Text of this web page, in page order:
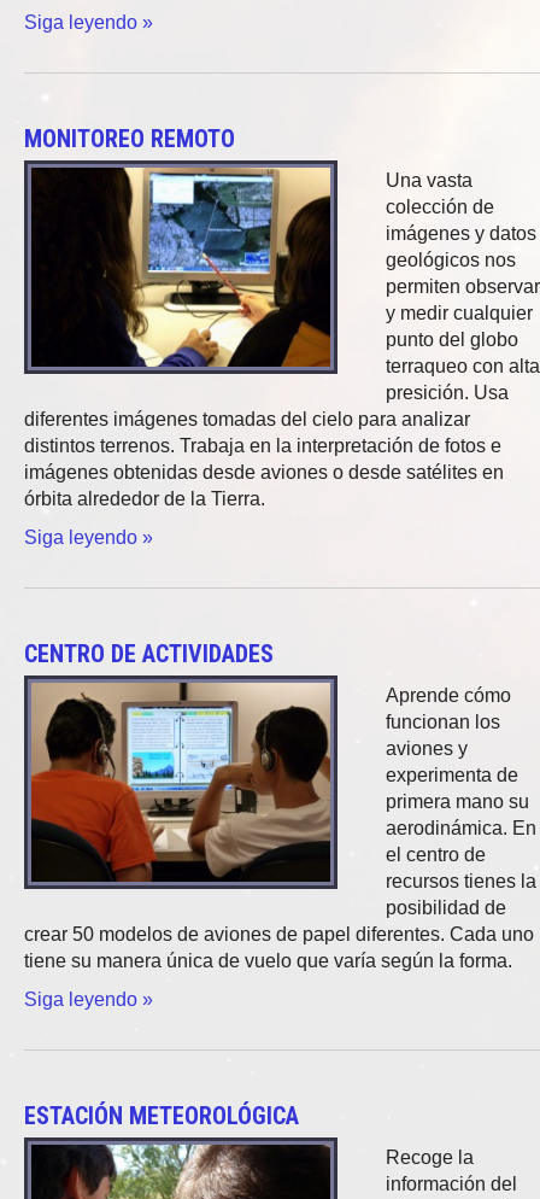
Siga leyendo »
MONITOREO REMOTO
Una vasta
colección de
imágenes y datos
geológicos nos
permiten observar
y medir cualquier
punto del globo
terraqueo con alta
presición. Usa
diferentes imágenes tomadas del cielo para analizar
distintos terrenos. Trabaja en la interpretación de fotos e
imágenes obtenidas desde aviones o desde satélites en
órbita alrededor de la Tierra.
Siga leyendo »
CENTRO DE ACTIVIDADES
Aprende cómo
funcionan los
aviones y
experimenta de
primera mano su
aerodinámica. En
el centro de
recursos tienes la
posibilidad de
crear 50 modelos de aviones de papel diferentes. Cada uno
tiene su manera única de vuelo que varía según la forma.
Siga leyendo »
ESTACIÓN METEOROLÓGICA
Recoge la
información del